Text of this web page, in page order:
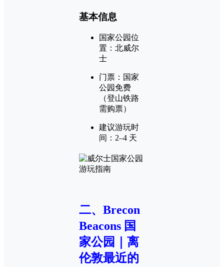
基本信息
国家公园位
置：北威尔
士
门票：国家
公园免费
（登山铁路
需购票）
建议游玩时
间：2–4 天
二、Brecon
Beacons 国
家公园｜离
伦敦最近的